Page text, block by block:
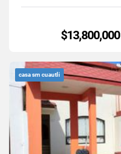
$13,800,000
casa sm cuautli